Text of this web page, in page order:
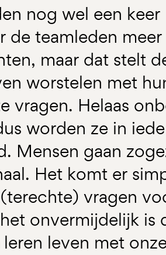
nog wel een
de teamleden
maar dat stelt
worstelen met
vragen. Helaas
worden ze in
Mensen gaan
Het komt er
vragen
onvermijdelijk is
leven met